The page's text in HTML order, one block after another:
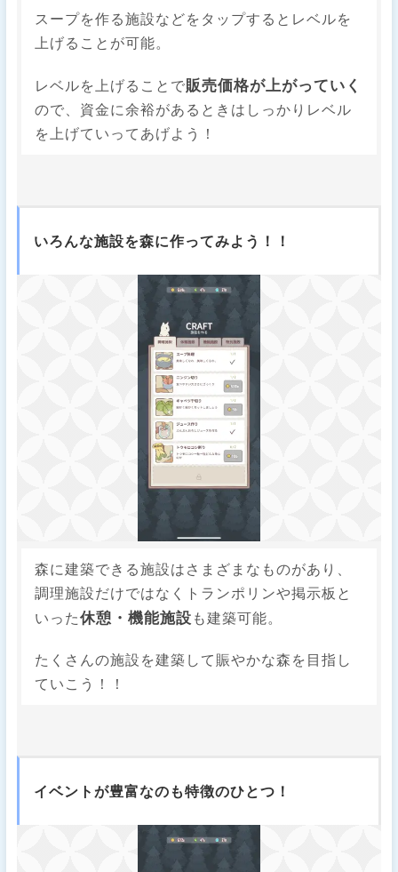
スープを作る施設などをタップするとレベルを
上げることが可能。
レベルを上げることで販売価格が上がっていく
ので、資金に余裕があるときはしっかりレベル
を上げていってあげよう！
いろんな施設を森に作ってみよう！！
森に建築できる施設はさまざまなものがあり、
調理施設だけではなくトランポリンや掲示板と
いった休憩・機能施設 も建築可能。
たくさんの施設を建築して賑やかな森を目指し
ていこう！！
イベントが豊富なのも特徴のひとつ！